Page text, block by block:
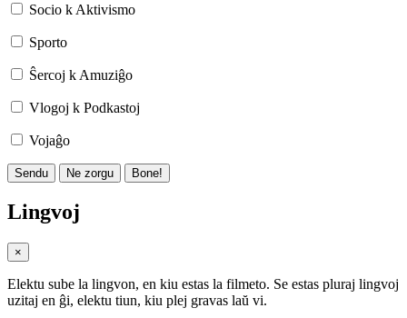
Socio k Aktivismo
Sporto
Ŝercoj k Amuziĝo
Vlogoj k Podkastoj
Vojaĝo
Sendu Ne zorgu Bone!
Lingvoj
×
Elektu sube la lingvon, en kiu estas la filmeto. Se estas pluraj lingvoj
uzitaj en ĝi, elektu tiun, kiu plej gravas laŭ vi.